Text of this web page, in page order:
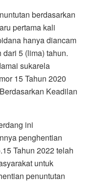
berdasarkan
pertama kali
hanya diancam
5 (lima) tahun.
sukarela
15 Tahun 2020
Keadilan
ini
penghentian
Tahun 2022 telah
untuk
penuntutan